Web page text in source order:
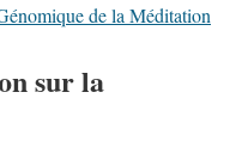
de la Méditation
sur la